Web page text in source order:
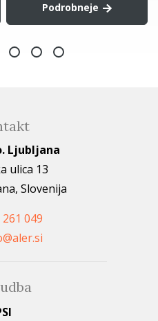
Podrobneje
Ljubljana
ulica 13
Slovenija
049